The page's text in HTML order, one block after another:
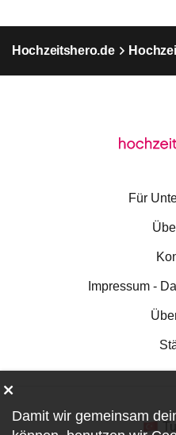
Hochzeitshero.de
Für
Impressum -
Damit wir gemeinsam